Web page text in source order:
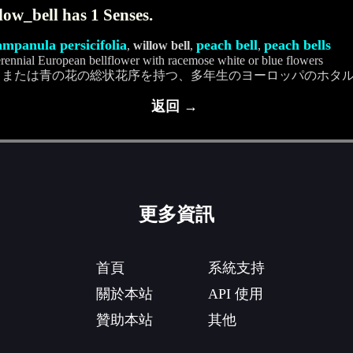
has 1 Senses.
persicifolia, willow bell, peach bell, peach bells
European bellflower with racemose white or blue flowers
または青の花の総状花序を持つ、多年生のヨーロッパのホタ
返回 →
更多資訊
首頁
關於本站
贊助本站
系統支持
API 使用
其他